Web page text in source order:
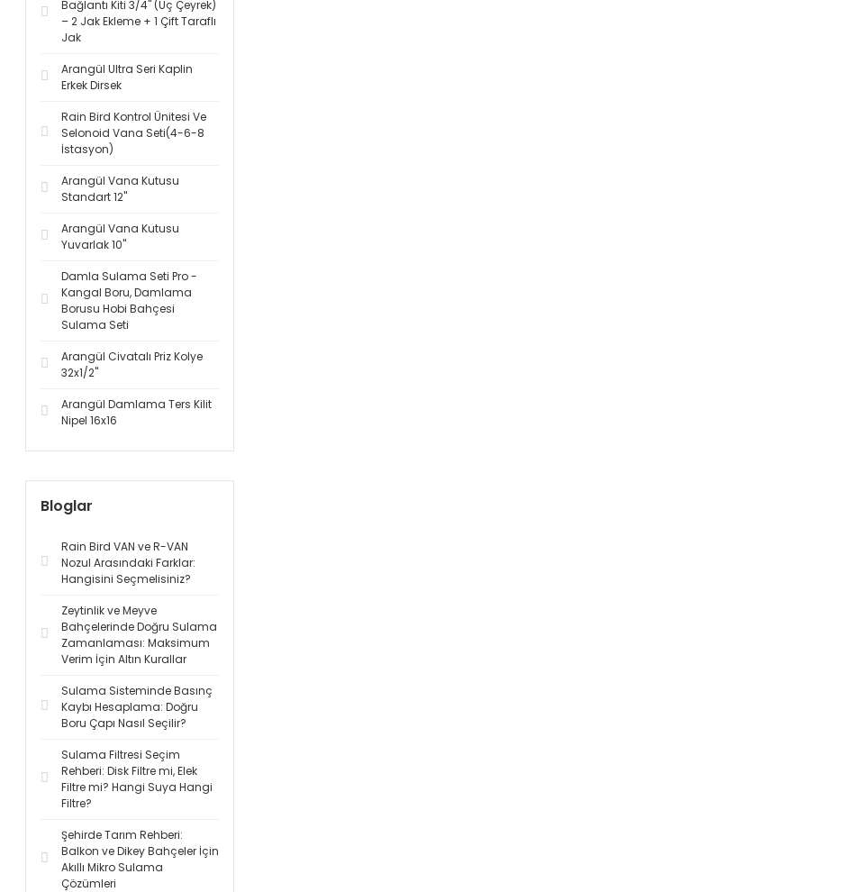
Bağlantı Kiti 3/4'' (Üç Çeyrek)
– 2 Jak Ekleme + 1 Çift Taraflı
Jak
Arangül Ultra Seri Kaplin
Erkek Dirsek
Rain Bird Kontrol Ünitesi Ve
Selonoid Vana Seti(4-6-8
İstasyon)
Arangül Vana Kutusu
Standart 12''
Arangül Vana Kutusu
Yuvarlak 10''
Damla Sulama Seti Pro -
Kangal Boru, Damlama
Borusu Hobi Bahçesi
Sulama Seti
Arangül Civatalı Priz Kolye
32x1/2''
Arangül Damlama Ters Kilit
Nipel 16x16
Bloglar
Rain Bird VAN ve R-VAN
Nozul Arasındaki Farklar:
Hangisini Seçmelisiniz?
Zeytinlik ve Meyve
Bahçelerinde Doğru Sulama
Zamanlaması: Maksimum
Verim İçin Altın Kurallar
Sulama Sisteminde Basınç
Kaybı Hesaplama: Doğru
Boru Çapı Nasıl Seçilir?
Sulama Filtresi Seçim
Rehberi: Disk Filtre mi, Elek
Filtre mi? Hangi Suya Hangi
Filtre?
Şehirde Tarım Rehberi:
Balkon ve Dikey Bahçeler İçin
Akıllı Mikro Sulama
Çözümleri